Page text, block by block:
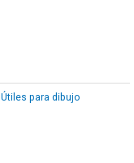
Útiles para dibujo